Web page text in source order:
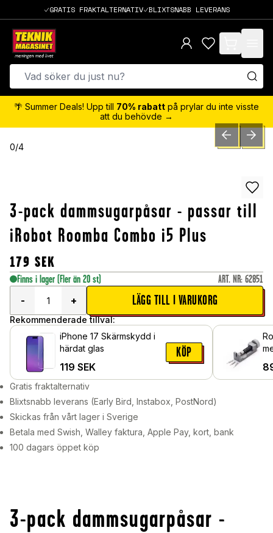
GRATIS FRAKTALTERNATIV BLIXTSNABB LEVERANS
items in cart,
🌴 Summer Deals! Upp till 70% rabatt på prylar du inte visste
att du behövde →
0/4 PREVIOUSNEXT
3-pack dammsugarpåsar - passar till
iRobot Roomba Combo i5 Plus
179 SEK
Finns i lager (Fler än 20 st) ART. NR: 62851
-
+ LÄGG TILL I VARUKORG
Rekommenderade tillval:
iPhone 17 Skärmskydd i
härdat glas
119 SEK
KÖP
Gratis fraktalternativ
Blixtsnabb leverans (Early Bird, Instabox, PostNord)
Skickas från vårt lager i Sverige
Betala med Swish, Walley faktura, Apple Pay, kort, bank
100 dagars öppet köp
3-pack dammsugarpåsar -